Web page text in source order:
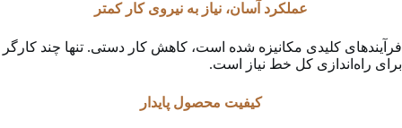
عملکرد آسان، نیاز به نیروی کار کمتر
فرآیندهای کلیدی مکانیزه شده است، کاهش کار دستی. تنها چند کارگر
برای راه‌اندازی کل خط نیاز است.
کیفیت محصول پایدار